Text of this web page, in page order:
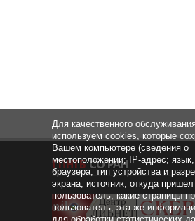
Для качественного
используем cookies, которые
Вашем компьютере (сведения о
местоположении; IP-адрес;
браузера; тип устройства и
экрана; источник, откуда
пользователь; какие страницы
пользователь; эта же